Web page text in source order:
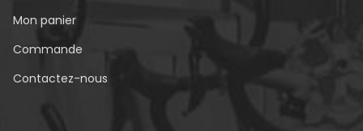
Mon panier
Commande
Contactez-nous